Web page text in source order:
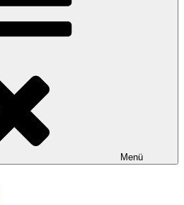
Menü